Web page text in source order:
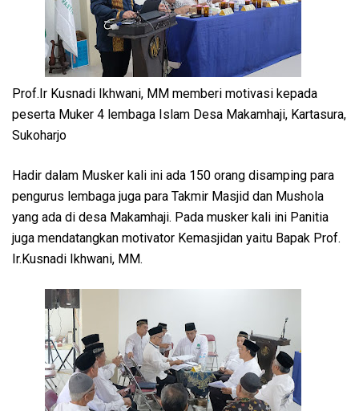
Prof.Ir Kusnadi Ikhwani, MM memberi motivasi kepada
peserta Muker 4 lembaga Islam Desa Makamhaji, Kartasura,
Sukoharjo
Hadir dalam Musker kali ini ada 150 orang disamping para
pengurus lembaga juga para Takmir Masjid dan Mushola
yang ada di desa Makamhaji. Pada musker kali ini Panitia
juga mendatangkan motivator Kemasjidan yaitu Bapak Prof.
Ir.Kusnadi Ikhwani, MM.